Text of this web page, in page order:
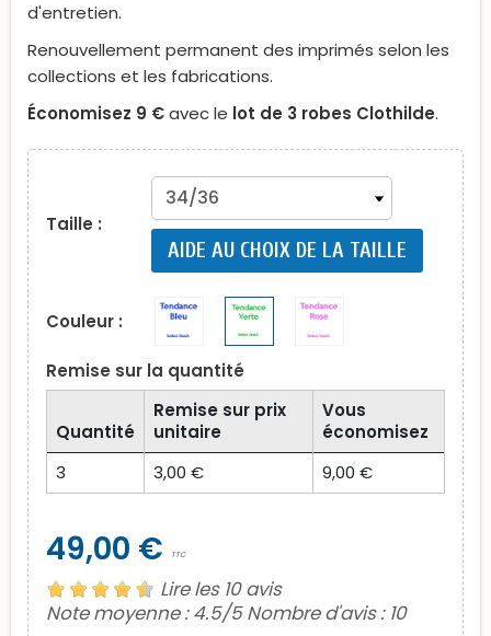
d'entretien.
Renouvellement permanent des imprimés selon les
collections et les fabrications.
Économisez 9 €avec le lot de 3 robes Clothilde.
Taille :
AIDE AU CHOIX DE LA TAILLE
Couleur :
Remise sur la quantité
Quantité
Remise sur prix
unitaire
Vous
économisez
3
3,00 € 9,00 €
49,00 € TTC
Lire les 10 avis
Note moyenne :4.5/5 Nombre d'avis : 10